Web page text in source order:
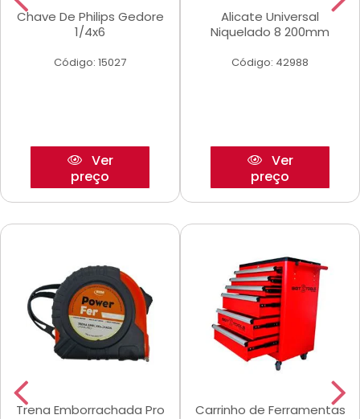
Chave De Philips Gedore
1/4x6
Código: 15027
Ver
preço
Alicate Universal
Niquelado 8 200mm
Código: 42988
Ver
preço
Trena Emborrachada Pro
Carrinho de Ferramentas